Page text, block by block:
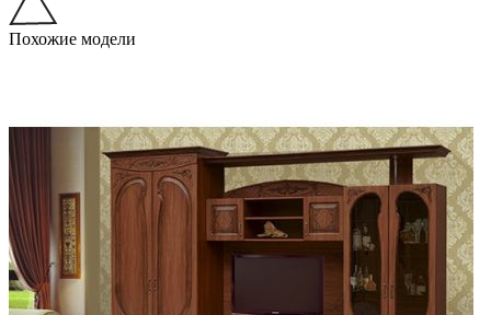
Похожие модели